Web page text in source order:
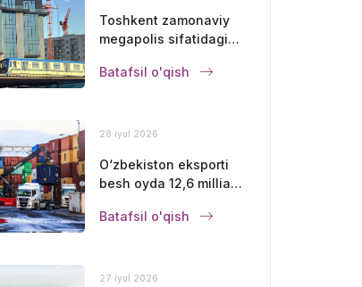
Toshkent zamonaviy
megapolis sifatidagi
mustahkamlamoqda
Batafsil o'qish
28 iyul 2026
O‘zbekiston eksporti
besh oyda 12,6 milliard
Batafsil o'qish
27 iyul 2026